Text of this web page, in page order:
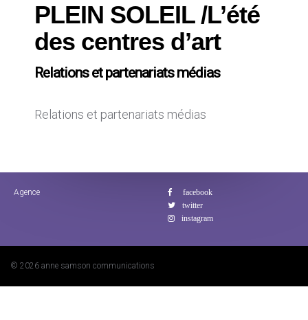
PLEIN SOLEIL /L’été
des centres d’art
Relations et partenariats médias
Relations et partenariats médias
Agence
© 2026 anne samson communications